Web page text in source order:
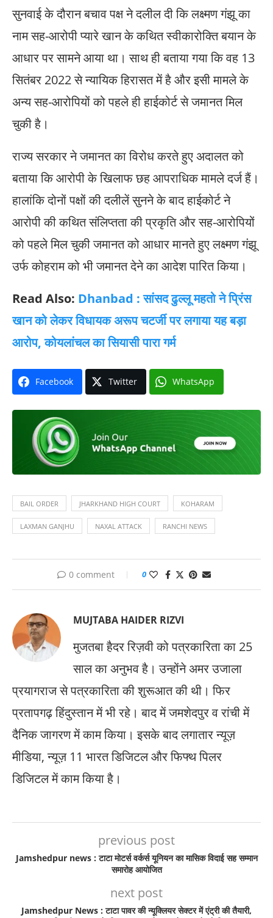
सुनवाई के दौरान बचाव पक्ष ने दलील दी कि लक्ष्मण गंझू का
नाम सह-आरोपी प्यारे खान के कथित स्वीकारोक्ति बयान के
आधार पर सामने आया था। साथ ही बताया गया कि वह 13
सितंबर 2022 से न्यायिक हिरासत में है और इसी मामले के
अन्य सह-आरोपियों को पहले ही हाईकोर्ट से जमानत मिल
चुकी है।
राज्य सरकार ने जमानत का विरोध करते हुए अदालत को
बताया कि आरोपी के खिलाफ छह आपराधिक मामले दर्ज हैं।
हालांकि दोनों पक्षों की दलीलें सुनने के बाद हाईकोर्ट ने
आरोपी की कथित संलिप्तता की प्रकृति और सह-आरोपियों
को पहले मिल चुकी जमानत को आधार मानते हुए लक्ष्मण गंझू
उर्फ कोहराम को भी जमानत देने का आदेश पारित किया।
Read Also: Dhanbad : सांसद ढुल्लू महतो ने प्रिंस
खान को लेकर विधायक अरूप चटर्जी पर लगाया यह बड़ा
आरोप, कोयलांचल का सियासी पारा गर्म
Facebook Twitter WhatsApp
BAIL ORDER JHARKHAND HIGH COURT KOHARAM
LAXMAN GANJHU NAXAL ATTACK RANCHI NEWS
0 comment 0
MUJTABA HAIDER RIZVI
मुजतबा हैदर रिज़वी को पत्रकारिता का 25
साल का अनुभव है। उन्होंने अमर उजाला
प्रयागराज से पत्रकारिता की शुरूआत की थी। फिर
प्रतापगढ़ हिंदुस्तान में भी रहे। बाद में जमशेदपुर व रांची में
दैनिक जागरण में काम किया। इसके बाद लगातार न्यूज़
मीडिया, न्यूज़ 11 भारत डिजिटल और फिफ्थ पिलर
डिजिटल में काम किया है।
previous post
Jamshedpur news : टाटा मोटर्स वर्कर्स यूनियन का मासिक विदाई सह सम्मान
समारोह आयोजित
next post
Jamshedpur News : टाटा पावर की न्यूक्लियर सेक्टर में एंट्री की तैयारी,